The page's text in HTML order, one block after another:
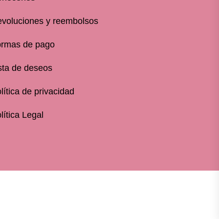
y reembolsos
de pago
de deseos
de privacidad
Legal